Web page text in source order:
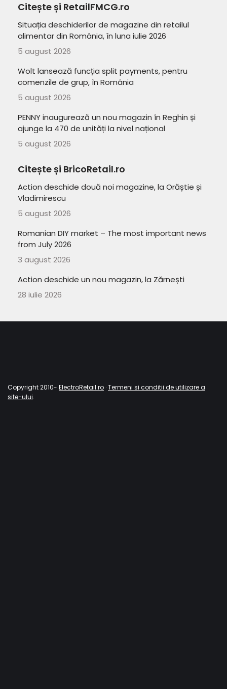
Citește și RetailFMCG.ro
Situația deschiderilor de magazine din retailul
alimentar din România, în luna iulie 2026
5 august 2026
Wolt lansează funcția split payments, pentru
comenzile de grup, în România
5 august 2026
PENNY inaugurează un nou magazin în Reghin și
ajunge la 470 de unități la nivel național
5 august 2026
Citește și BricoRetail.ro
Action deschide două noi magazine, la Orăștie și
Vladimirescu
5 august 2026
Romanian DIY market – The most important news
from July 2026
3 august 2026
Action deschide un nou magazin, la Zărnești
28 iulie 2026
Copyright 2010- ElectroRetail.ro ·Termeni si conditii de utilizare a
site-ului.